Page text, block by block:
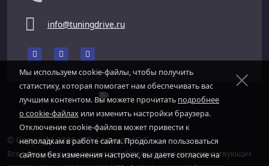
info@tuningdrive.ru
© Copyright 2026. ИП Седьмов Ю.С.
Все товарные знаки являются собственностью их соответствующих
Мы используем cookie-файлы, чтобы получить
статистику, которая помогает нам обеспечивать вас
лучшим контентом. Вы можете прочитать подробнее
о cookie-файлах или изменить настройки браузера.
Отключение cookie-файлов может привести к
неполадкам в работе сайта. Продолжая пользоваться
сайтом без изменения настроек, вы даете согласие на